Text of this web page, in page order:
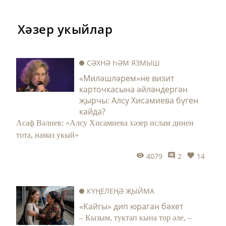
Хәзер укыйлар
СӘХНӘ ҺӘМ ЯЗМЫШ
«Миләшләрем»не визит
карточкасына әйләндергән
җырчы: Алсу Хисамиева бүген
кайда?
Асаф Вәлиев: «Алсу Хисамиева хәзер ислам динен
тота, намаз укый»
4079 2 14
КҮҢЕЛЕҢӘ ҖЫЙМА
«Кайгы» дип юраган бәхет
– Кызым, туктап кына тор әле, –